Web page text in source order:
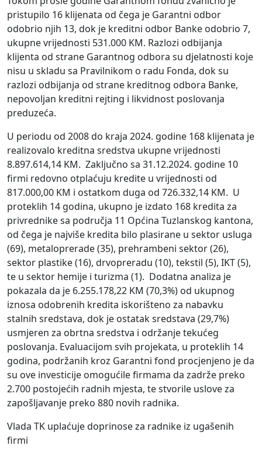
pristupilo 16 klijenata od čega je Garantni odbor
odobrio njih 13, dok je kreditni odbor Banke odobrio 7,
ukupne vrijednosti 531.000 KM. Razlozi odbijanja
klijenta od strane Garantnog odbora su djelatnosti koje
nisu u skladu sa Pravilnikom o radu Fonda, dok su
razlozi odbijanja od strane kreditnog odbora Banke,
nepovoljan kreditni rejting i likvidnost poslovanja
preduzeća.
U periodu od 2008 do kraja 2024. godine 168 klijenata je
realizovalo kreditna sredstva ukupne vrijednosti
8.897.614,14 KM. Zaključno sa 31.12.2024. godine 10
firmi redovno otplaćuju kredite u vrijednosti od
817.000,00 KM i ostatkom duga od 726.332,14 KM. U
proteklih 14 godina, ukupno je izdato 168 kredita za
privrednike sa područja 11 Općina Tuzlanskog kantona,
od čega je najviše kredita bilo plasirane u sektor usluga
(69), metaloprerade (35), prehrambeni sektor (26),
sektor plastike (16), drvopreradu (10), tekstil (5), IKT (5),
te u sektor hemije i turizma (1). Dodatna analiza je
pokazala da je 6.255.178,22 KM (70,3%) od ukupnog
iznosa odobrenih kredita iskorišteno za nabavku
stalnih sredstava, dok je ostatak sredstava (29,7%)
usmjeren za obrtna sredstva i održanje tekućeg
poslovanja. Evaluacijom svih projekata, u proteklih 14
godina, podržanih kroz Garantni fond procjenjeno je da
su ove investicije omogućile firmama da zadrže preko
2.700 postojećih radnih mjesta, te stvorile uslove za
zapošljavanje preko 880 novih radnika.
Vlada TK uplaćuje doprinose za radnike iz ugašenih
firmi